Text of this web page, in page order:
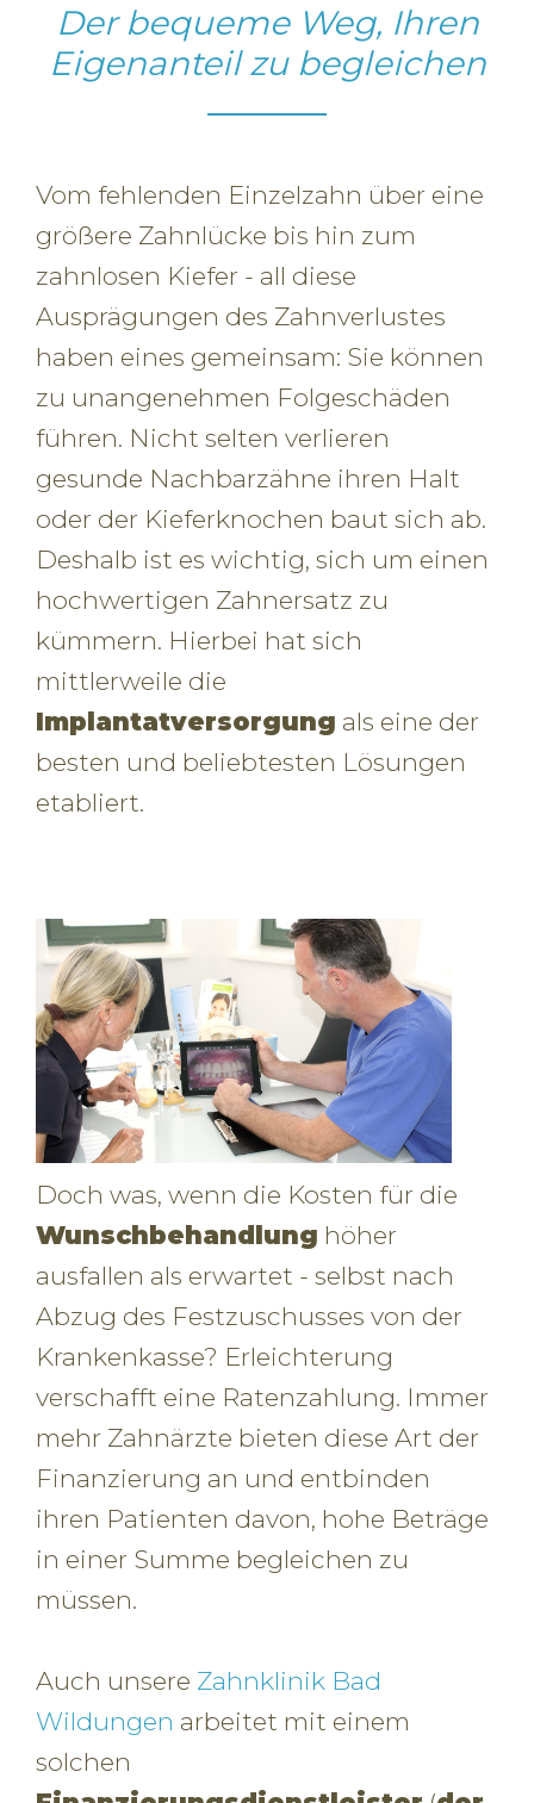
Der bequeme Weg, Ihren
Eigenanteil zu begleichen
Vom fehlenden Einzelzahn über eine
größere Zahnlücke bis hin zum
zahnlosen Kiefer - all diese
Ausprägungen des Zahnverlustes
haben eines gemeinsam: Sie können
zu unangenehmen Folgeschäden
führen. Nicht selten verlieren
gesunde Nachbarzähne ihren Halt
oder der Kieferknochen baut sich ab.
Deshalb ist es wichtig, sich um einen
hochwertigen Zahnersatz zu
kümmern. Hierbei hat sich
mittlerweile die
Implantatversorgung als eine der
besten und beliebtesten Lösungen
etabliert.
Doch was, wenn die Kosten für die
Wunschbehandlung höher
ausfallen als erwartet - selbst nach
Abzug des Festzuschusses von der
Krankenkasse? Erleichterung
verschafft eine Ratenzahlung. Immer
mehr Zahnärzte bieten diese Art der
Finanzierung an und entbinden
ihren Patienten davon, hohe Beträge
in einer Summe begleichen zu
müssen.
Auch unsere Zahnklinik Bad
Wildungen arbeitet mit einem
solchen